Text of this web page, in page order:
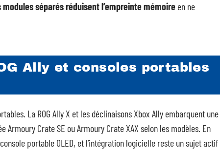
modules séparés réduisent l’empreinte mémoire en ne
Ally et consoles portables
La ROG Ally X et les déclinaisons Xbox Ally embarquent une
Armoury Crate SE ou Armoury Crate XAX selon les modèles. En
portable OLED, et l’intégration logicielle reste un sujet actif